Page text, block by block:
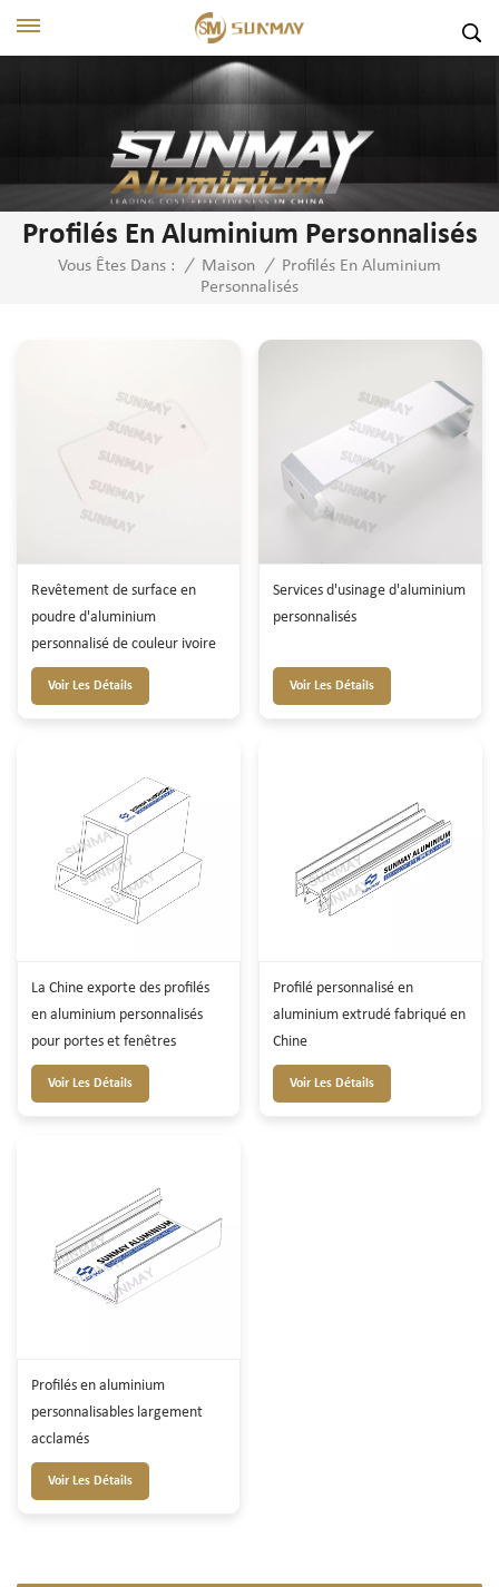
Profilés En Aluminium Personnalisés
Vous Êtes Dans : / Maison /
Profilés En Aluminium
Personnalisés
Revêtement de surface en
poudre d'aluminium
personnalisé de couleur ivoire
Voir Les Détails
Services d'usinage d'aluminium
personnalisés
Voir Les Détails
La Chine exporte des profilés
en aluminium personnalisés
pour portes et fenêtres
Voir Les Détails
Profilé personnalisé en
aluminium extrudé fabriqué en
Chine
Voir Les Détails
Profilés en aluminium
personnalisables largement
acclamés
Voir Les Détails